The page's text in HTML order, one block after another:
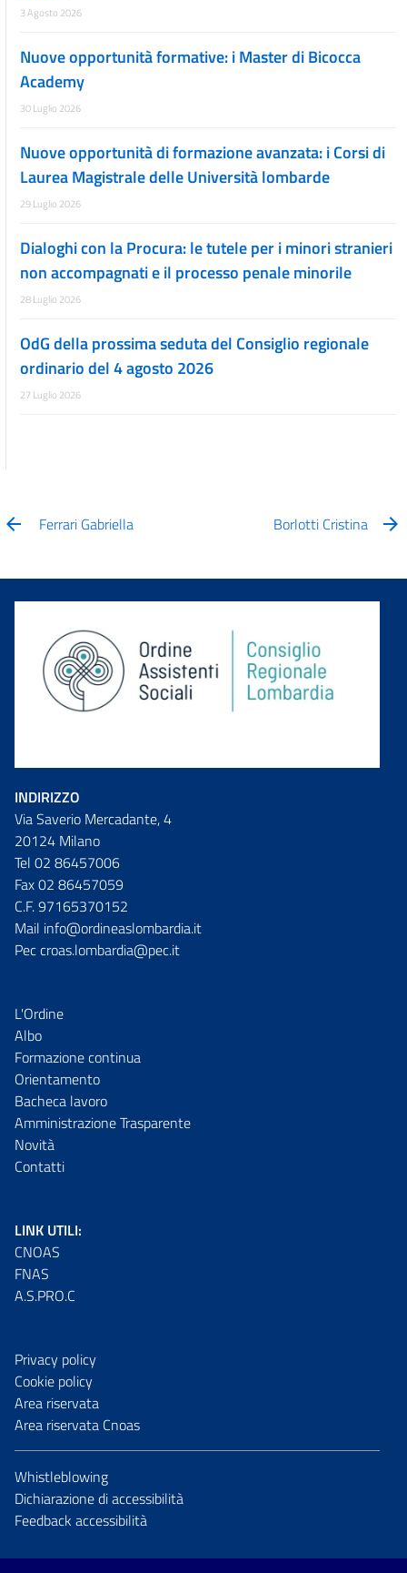
3 Agosto 2026
Nuove opportunità formative: i Master di Bicocca
Academy
30 Luglio 2026
Nuove opportunità di formazione avanzata: i Corsi di
Laurea Magistrale delle Università lombarde
29 Luglio 2026
Dialoghi con la Procura: le tutele per i minori stranieri
non accompagnati e il processo penale minorile
28 Luglio 2026
OdG della prossima seduta del Consiglio regionale
ordinario del 4 agosto 2026
27 Luglio 2026
Ferrari Gabriella Borlotti Cristina
INDIRIZZO
Via Saverio Mercadante, 4
20124 Milano
Tel 02 86457006
Fax 02 86457059
C.F. 97165370152
Mail info@ordineaslombardia.it
Pec croas.lombardia@pec.it
L'Ordine
Albo
Formazione continua
Orientamento
Bacheca lavoro
Amministrazione Trasparente
Novità
Contatti
LINK UTILI:
CNOAS
FNAS
A.S.PRO.C
Privacy policy
Cookie policy
Area riservata
Area riservata Cnoas
Whistleblowing
Dichiarazione di accessibilità
Feedback accessibilità